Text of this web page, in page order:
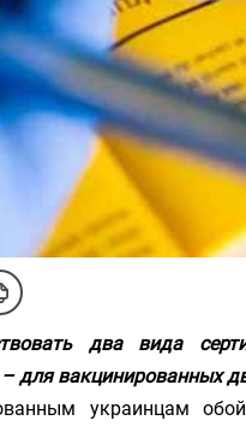
два вида
для вакцинированных
украинцам